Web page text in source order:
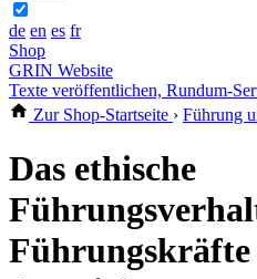
de en es fr
Shop
GRIN Website
Texte veröffentlichen, Rundum-
Zur Shop-Startseite › Führung
Das ethische
Führungskräfte